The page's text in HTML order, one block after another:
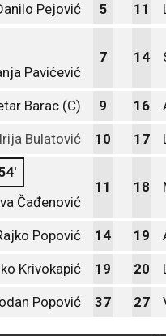
Pejović 5 11
Pavićević
7 14
Barac (C) 9 16
Bulatović 10 17
Čađenović
11 18
Popović 14 19
Krivokapić 19 20
Popović 37 27